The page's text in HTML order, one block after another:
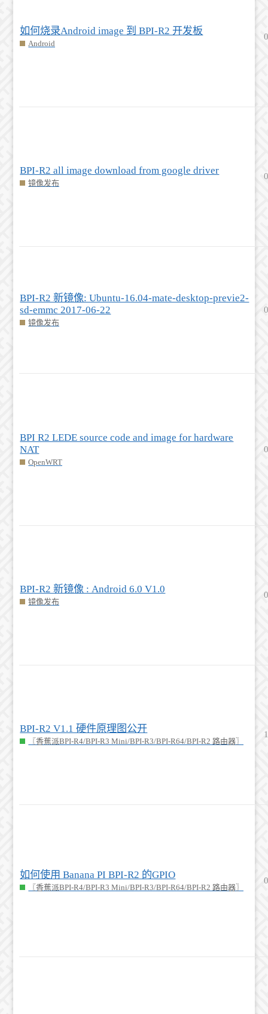
如何烧录Android image 到 BPI-R2 开发板
Android
0
BPI-R2 all image download from google driver
镜像发布
0
BPI-R2 新镜像: Ubuntu-16.04-mate-desktop-previe2-
sd-emmc 2017-06-22
镜像发布
0
BPI R2 LEDE source code and image for hardware
NAT
OpenWRT
0
BPI-R2 新镜像 : Android 6.0 V1.0
镜像发布
0
BPI-R2 V1.1 硬件原理图公开
〖香蕉派BPI-R4/BPI-R3 Mini/BPI-R3/BPI-R64/BPI-R2 路由器〗
1
如何使用 Banana PI BPI-R2 的GPIO
〖香蕉派BPI-R4/BPI-R3 Mini/BPI-R3/BPI-R64/BPI-R2 路由器〗
0